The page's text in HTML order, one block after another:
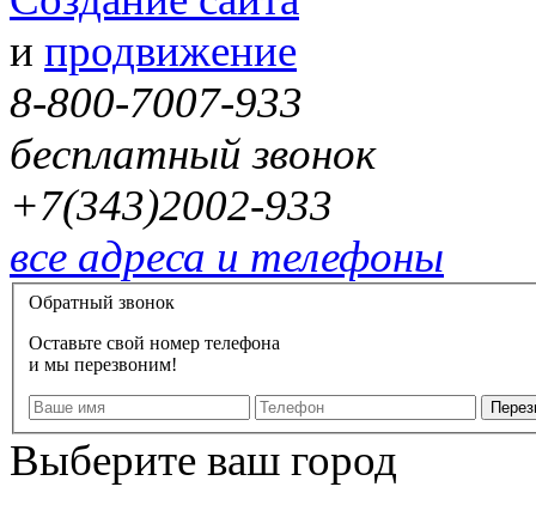
и продвижение
8-800-7007-933
бесплатный звонок
+7(343)2002-933
все адреса и телефоны
Обратный звонок
Оставьте свой номер телефона
и мы перезвоним!
Выберите ваш город